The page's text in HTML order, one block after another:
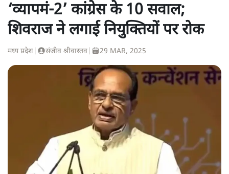
‘व्यापमं-2’ कांग्रेस के 10 सवाल;
शिवराज ने लगाई नियुक्तियों पर रोक
मध्य प्रदेश संजीव श्रीवास्तव 29 MAR, 2025